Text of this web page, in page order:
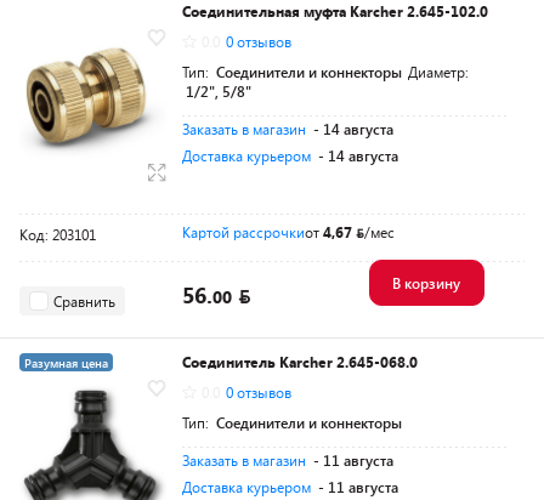
Соединительная муфта Karcher 2.645-102.0
0 отзывов
Тип: Соединители и коннекторы Диаметр:
1/2", 5/8"
Заказать в магазин - 14 августа
Доставка курьером - 14 августа
Код: 203101 Картой рассрочкиот4,67 /мес
Сравнить 56.00
В корзину
Разумная цена
Соединитель Karcher 2.645-068.0
0 отзывов
Тип: Соединители и коннекторы
Заказать в магазин - 11 августа
Доставка курьером - 11 августа